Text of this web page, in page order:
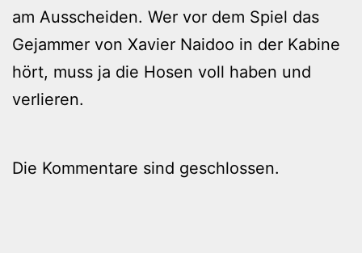
am Ausscheiden. Wer vor dem Spiel das
Gejammer von Xavier Naidoo in der Kabine
hört, muss ja die Hosen voll haben und
verlieren.
Die Kommentare sind geschlossen.